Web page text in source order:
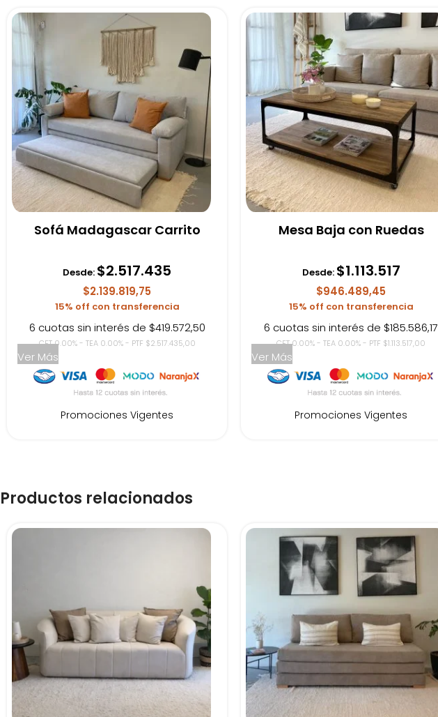
Sofá Madagascar Carrito
Desde: $2.517.435
$2.139.819,75
15% off con transferencia
6 cuotas sin interés de $419.572,50
CFT 0.00% - TEA 0.00% - PTF $2.517.435,00
Ver Más
Promociones Vigentes
Mesa Baja con Ruedas
Desde: $1.113.517
$946.489,45
15% off con transferencia
6 cuotas sin interés de $185.586,17
CFT 0.00% - TEA 0.00% - PTF $1.113.517,00
Ver Más
Promociones Vigentes
Productos relacionados